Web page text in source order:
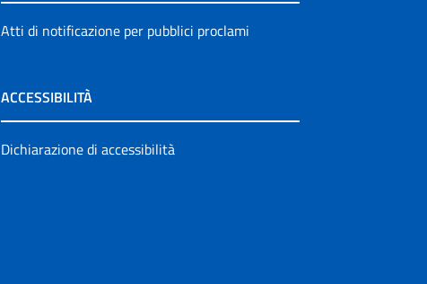
Atti di notificazione per pubblici proclami
ACCESSIBILITÀ
Dichiarazione di accessibilità